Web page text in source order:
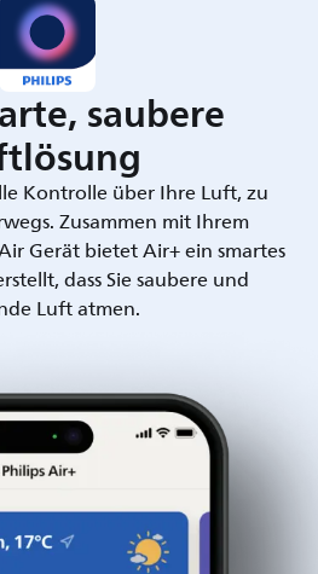
saubere
Kontrolle über Ihre Luft, zu
Zusammen mit Ihrem
Gerät bietet Air+ ein smartes
dass Sie saubere und
Luft atmen.